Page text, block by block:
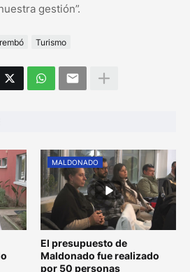
gestión”.
Turismo
MALDONADO
El presupuesto de
Maldonado fue realizado
por 50 personas